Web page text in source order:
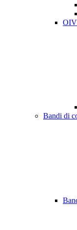
OIV
Bandi di